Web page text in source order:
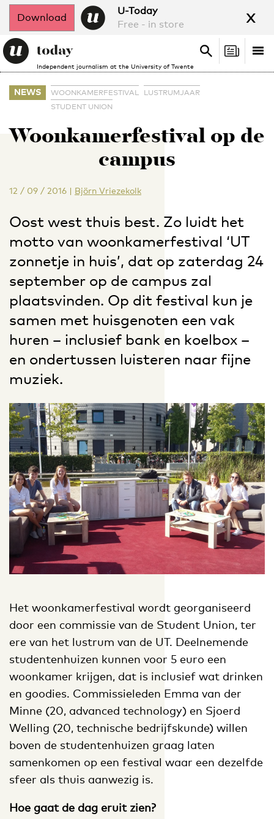
Download
U-Today
Free - in store
x
Independent journalism at the University of Twente
Search
Search
NEWS WOONKAMERFESTIVAL
LUSTRUMJAAR
STUDENT UNION
Woonkamerfestival op de
campus
12 / 09 / 2016 | Björn Vriezekolk
Oost west thuis best. Zo luidt het
motto van woonkamerfestival ‘UT
zonnetje in huis’, dat op zaterdag 24
september op de campus zal
plaatsvinden. Op dit festival kun je
samen met huisgenoten een vak
huren – inclusief bank en koelbox –
en ondertussen luisteren naar fijne
muziek.
Het woonkamerfestival wordt georganiseerd
door een commissie van de Student Union, ter
ere van het lustrum van de UT. Deelnemende
studentenhuizen kunnen voor 5 euro een
woonkamer krijgen, dat is inclusief wat drinken
en goodies. Commissieleden Emma van der
Minne (20, advanced technology) en Sjoerd
Welling (20, technische bedrijfskunde) willen
boven de studentenhuizen graag laten
samenkomen op een festival waar een dezelfde
sfeer als thuis aanwezig is.
Hoe gaat de dag eruit zien?